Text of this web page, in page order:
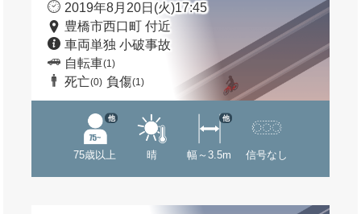
2019年8月20日(火)17:45
豊橋市西口町 付近
車両単独 小破事故
自転車(1)
死亡(0) 負傷(1)
75歳以上
他
晴 幅～3.5m
他
信号なし